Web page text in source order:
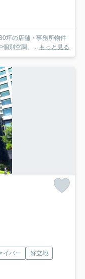
坪の店舗・事務所物件
個別空調、... もっと見る
イバー
好立地